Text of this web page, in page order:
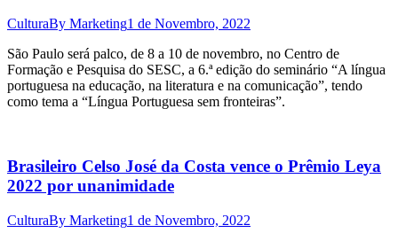
CulturaBy Marketing1 de Novembro, 2022
São Paulo será palco, de 8 a 10 de novembro, no Centro de
Formação e Pesquisa do SESC, a 6.ª edição do seminário “A língua
portuguesa na educação, na literatura e na comunicação”, tendo
como tema a “Língua Portuguesa sem fronteiras”.
Brasileiro Celso José da Costa vence o Prêmio Leya
2022 por unanimidade
CulturaBy Marketing1 de Novembro, 2022